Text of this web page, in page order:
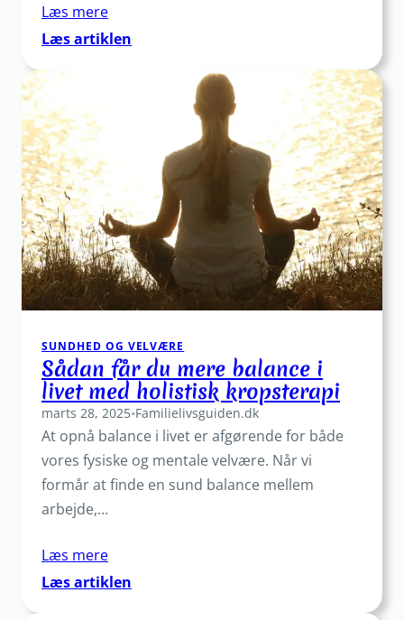
Læs mere
Læs artiklen
Body
hvis
du
gerne
vil
passe
på
dig
selv
SUNDHED OG VELVÆRE
Sådan får du mere balance i
livet med holistisk kropsterapi
marts 28, 2025•Familielivsguiden.dk
At opnå balance i livet er afgørende for både
vores fysiske og mentale velvære. Når vi
formår at finde en sund balance mellem
arbejde,…
Læs mere
Læs artiklen